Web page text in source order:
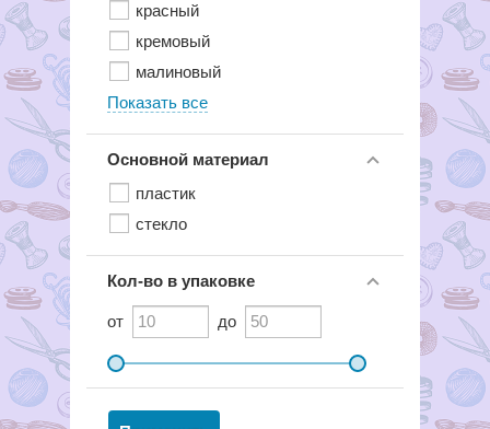
красный
кремовый
малиновый
Показать все
Основной материал
пластик
стекло
Кол-во в упаковке
от до